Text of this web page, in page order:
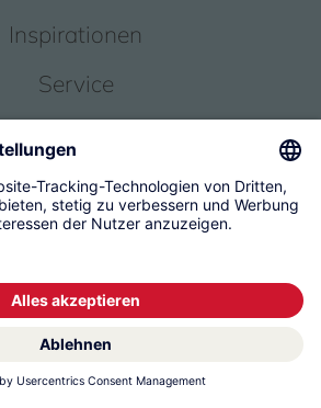
Inspirationen
Service
Group Management AG
Geschäftsbedingungen
Datenschutz